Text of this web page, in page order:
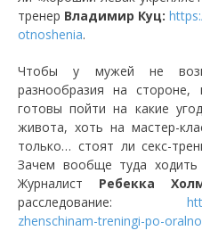
тренер Владимир Куц:
otnoshenia.
Чтобы у мужей не
разнообразия на
готовы пойти на какие
живота, хоть на мастер-
только… стоят ли секс-
Зачем вообще туда
Журналист Ребекка
расследование:
zhenschinam-treningi-po-